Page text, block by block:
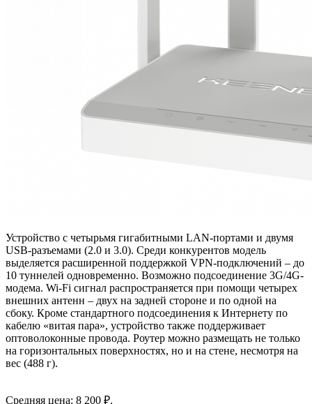
Устройство с четырьмя гигабитными LAN-портами и двумя
USB-разъемами (2.0 и 3.0). Среди конкурентов модель
выделяется расширенной поддержкой VPN-подключений – до
10 туннелей одновременно. Возможно подсоединение 3G/4G-
модема. Wi-Fi сигнал распространяется при помощи четырех
внешних антенн – двух на задней стороне и по одной на
сбоку. Кроме стандартного подсоединения к Интернету по
кабелю «витая пара», устройство также поддерживает
оптоволоконные провода. Роутер можно размещать не только
на горизонтальных поверхностях, но и на стене, несмотря на
вес (488 г).
Средняя цена: 8 200 ₽.